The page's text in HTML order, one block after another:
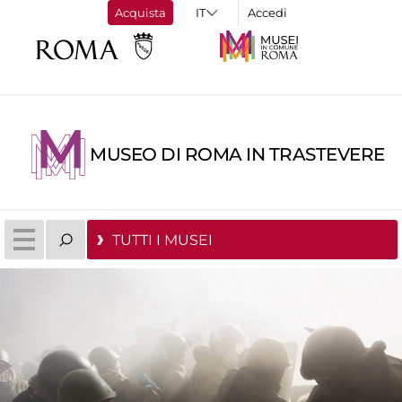
Acquista Accedi
MUSEO DI ROMA IN TRASTEVERE
TUTTI I MUSEI